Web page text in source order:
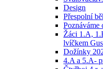
Design
Přespolní
Poznáváme
Žáci 1.A,
lvíčkem
Dožínky
4.A a 5.A-